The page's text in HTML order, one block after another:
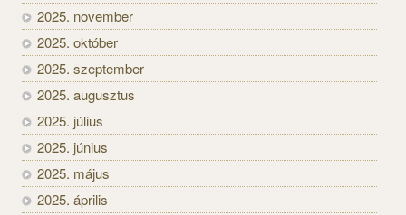
2025. november
2025. október
2025. szeptember
2025. augusztus
2025. július
2025. június
2025. május
2025. április